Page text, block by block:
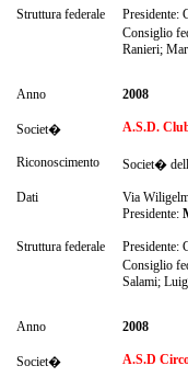
Struttura federale
Presidente:
Consiglio
Ranieri;
Anno 2008
Societ� A.S.D.
Riconoscimento Societ�
Dati
Via
Presidente:
Struttura federale
Presidente:
Consiglio
Salami;
Anno 2008
Societ� A.S.D